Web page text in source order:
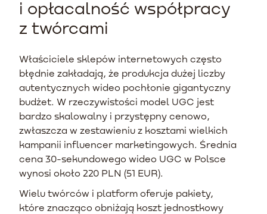
i opłacalność współpracy
z twórcami
Właściciele sklepów internetowych często
błędnie zakładają, że produkcja dużej liczby
autentycznych wideo pochłonie gigantyczny
budżet. W rzeczywistości model UGC jest
bardzo skalowalny i przystępny cenowo,
zwłaszcza w zestawieniu z kosztami wielkich
kampanii influencer marketingowych. Średnia
cena 30-sekundowego wideo UGC w Polsce
wynosi około 220 PLN (51 EUR).
Wielu twórców i platform oferuje pakiety,
które znacząco obniżają koszt jednostkowy